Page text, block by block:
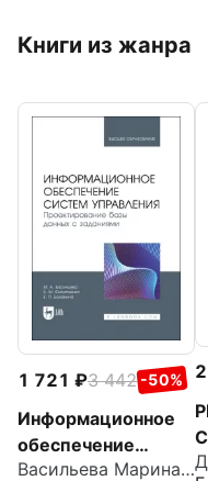
Книги из жанра
1 721 3 442 -50%
Информационное
обеспечение
систем
Васильева Марина Алексеевна